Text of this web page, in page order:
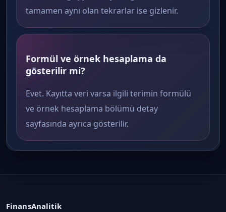
tamamen aynı olan tekrarlar ise gizlenir.
Formül ve örnek hesaplama da
gösterilir mi?
Evet. Kayıtta veri varsa ilgili terimin formülü
ve örnek hesaplama bölümü detay
sayfasında ayrıca gösterilir.
FinansAnalitik